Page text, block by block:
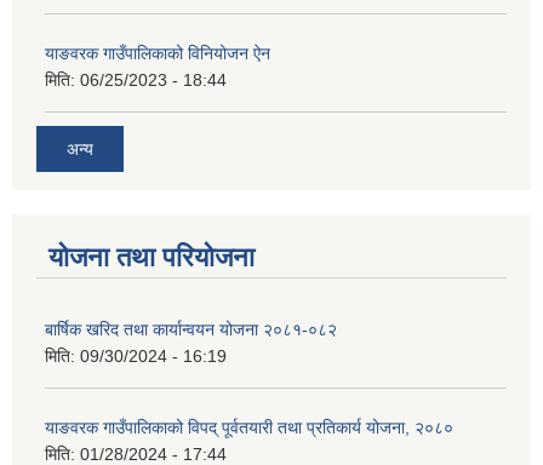
याङवरक गाउँपालिकाको विनियोजन ऐन
मिति: 06/25/2023 - 18:44
अन्य
योजना तथा परियोजना
बार्षिक खरिद तथा कार्यान्वयन योजना २०८१-०८२
मिति: 09/30/2024 - 16:19
याङवरक गाउँपालिकाको विपद् पूर्वतयारी तथा प्रतिकार्य योजना, २०८०
मिति: 01/28/2024 - 17:44